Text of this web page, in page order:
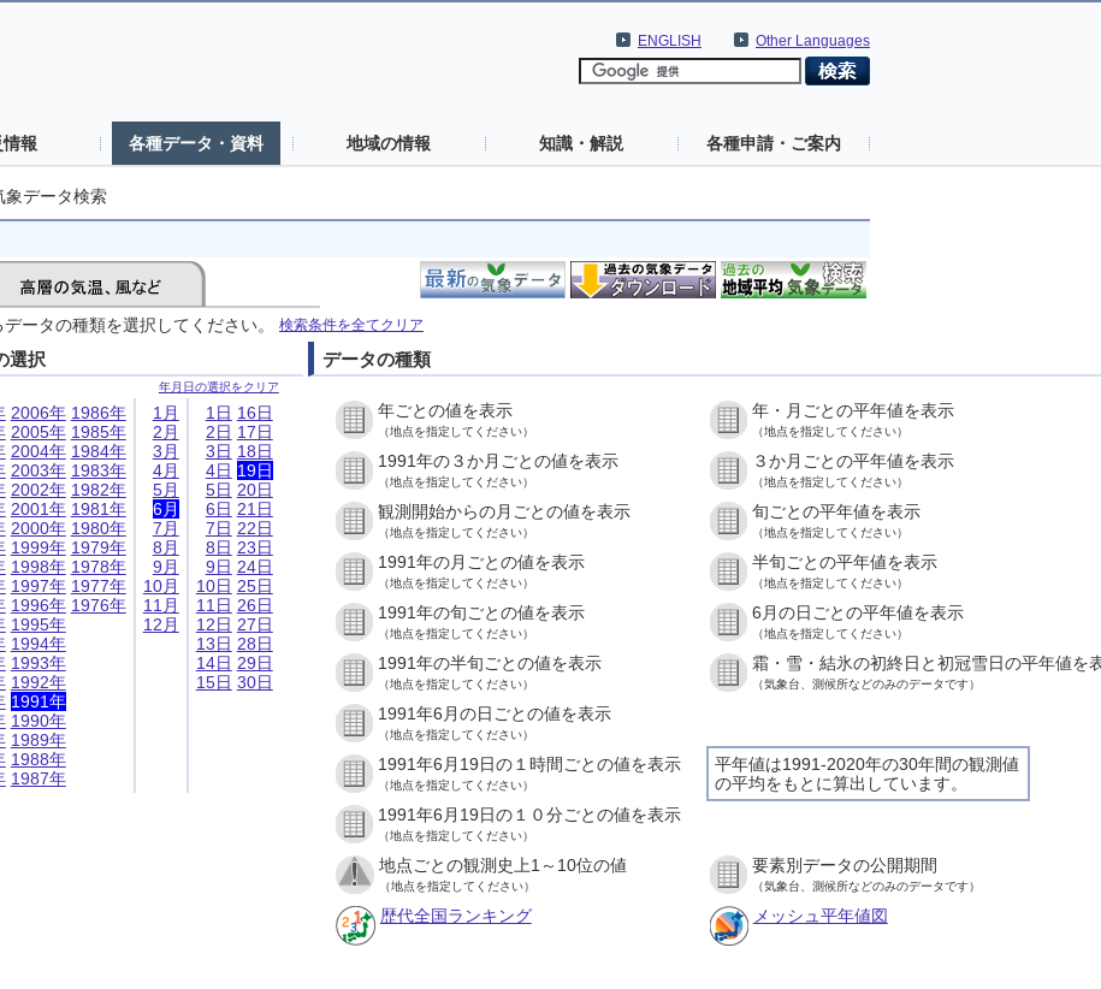
Other Languages
ENGLISH
情報 各種データ・資料 地域の情報 知識・解説 各種申請・ご案内
象データ検索
ータの種類を選択してください。 検索条件を全てクリア
選択
年月日の選択をクリア
2006年
2005年
2004年
2003年
2002年
2001年
2000年
1999年
1998年
1997年
1996年
1995年
1994年
1993年
1992年
1991年
1990年
1989年
1988年
1987年
1986年
1985年
1984年
1983年
1982年
1981年
1980年
1979年
1978年
1977年
1976年
1月
2月
3月
4月
5月
6月
7月
8月
9月
10月
11月
12月
1日
2日
3日
4日
5日
6日
7日
8日
9日
10日
11日
12日
13日
14日
15日
16日
17日
18日
19日
20日
21日
22日
23日
24日
25日
26日
27日
28日
29日
30日
データの種類
年ごとの値を表示
（地点を指定してください）
年・月ごとの平年値を表示
（地点を指定してください）
1991年の３か月ごとの値を表示
（地点を指定してください）
３か月ごとの平年値を表示
（地点を指定してください）
観測開始からの月ごとの値を表示
（地点を指定してください）
旬ごとの平年値を表示
（地点を指定してください）
1991年の月ごとの値を表示
（地点を指定してください）
半旬ごとの平年値を表示
（地点を指定してください）
1991年の旬ごとの値を表示
（地点を指定してください）
6月の日ごとの平年値を表示
（地点を指定してください）
1991年の半旬ごとの値を表示
（地点を指定してください）
霜・雪・結氷の初終日と初冠雪日の平年値を
（気象台、測候所などのみのデータです）
1991年6月の日ごとの値を表示
（地点を指定してください）
平年値は1991-2020年の30年間の観測値
の平均をもとに算出しています。
1991年6月19日の１時間ごとの値を表示
（地点を指定してください）
1991年6月19日の１０分ごとの値を表示
（地点を指定してください）
地点ごとの観測史上1～10位の値
（地点を指定してください）
要素別データの公開期間
（気象台、測候所などのみのデータです）
歴代全国ランキング メッシュ平年値図